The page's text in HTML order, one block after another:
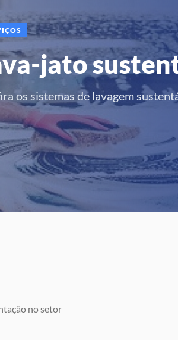
jato
os sistemas de lavagem
no setor